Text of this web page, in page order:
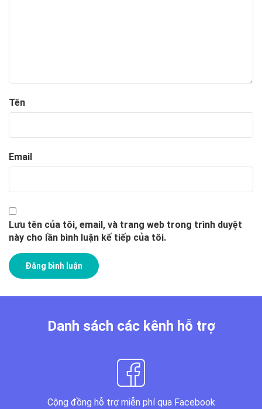
Tên
Email
Lưu tên của tôi, email, và trang web trong trình duyệt
này cho lần bình luận kế tiếp của tôi.
Danh sách các kênh hỗ trợ
Cộng đồng hỗ trợ miễn phí qua Facebook